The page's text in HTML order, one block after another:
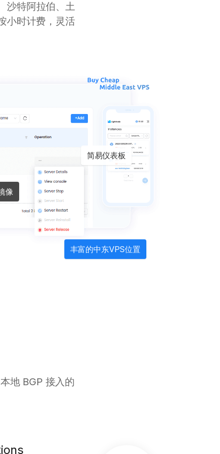
沙特阿拉伯、土
小时计费，灵活
简易仪表板
像
丰富的中东VPS位置
地 BGP 接入的